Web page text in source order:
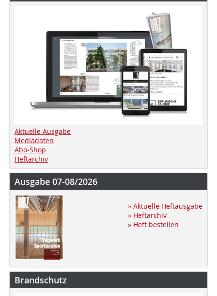
Aktuelle Ausgabe
Mediadaten
Abo-Shop
Heftarchiv
Ausgabe 07-08/2026
» Aktuelle Heftausgabe
» Heftarchiv
» Heft bestellen
Brandschutz